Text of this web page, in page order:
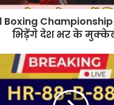
Championship
भिड़ेंगे देश भर के